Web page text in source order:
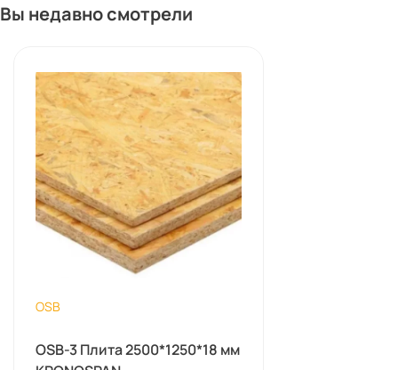
Вы недавно смотрели
OSB
OSB-3 Плита 2500*1250*18 мм